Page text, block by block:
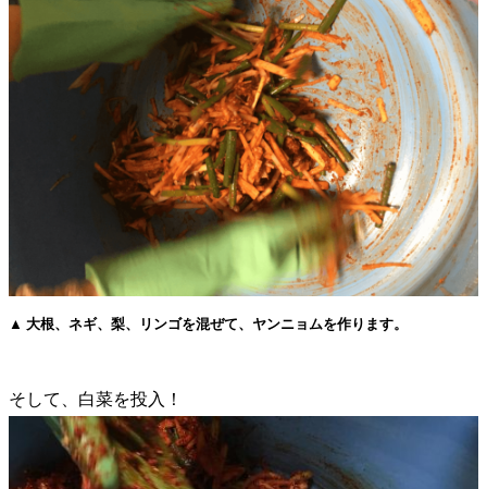
▲ 大根、ネギ、梨、リンゴを混ぜて、ヤンニョムを作ります。
そして、白菜を投入！